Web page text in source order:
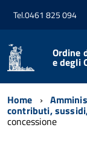
Tel.0461 825 094
Ordine
e degli
Home
contributi,
concessione